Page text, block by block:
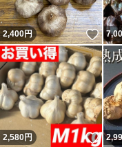
2,400円 い
2,580円 い